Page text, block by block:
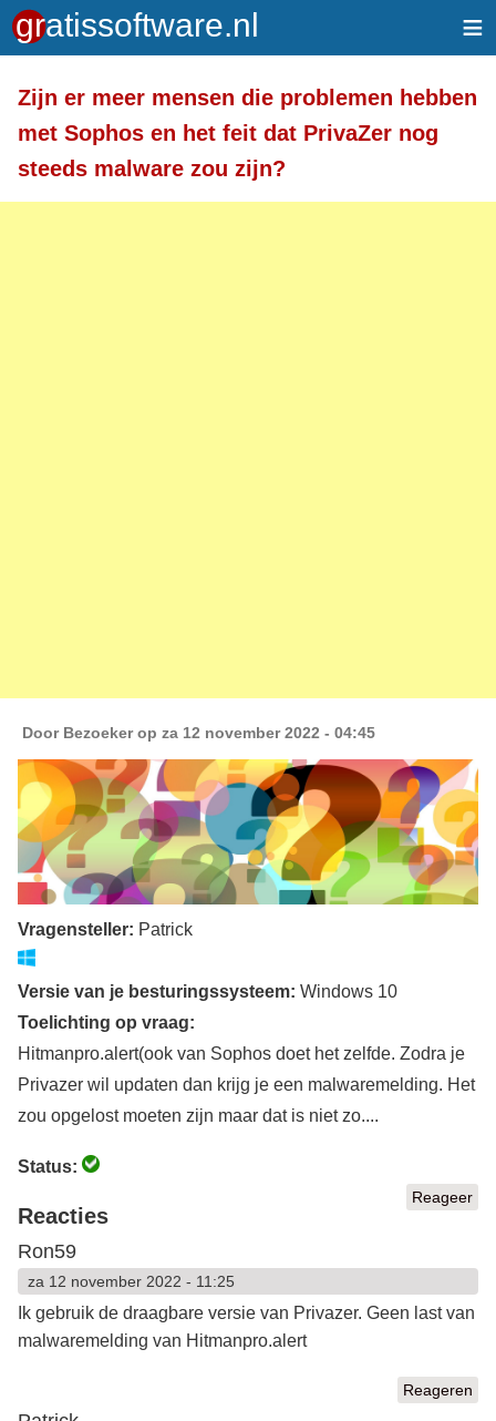
≡
Zijn er meer mensen die problemen hebben
met Sophos en het feit dat PrivaZer nog
steeds malware zou zijn?
Door Bezoekerop za 12 november 2022 - 04:45
Vragensteller: Patrick
Versie van je besturingssysteem: Windows 10
Toelichting op vraag:
Hitmanpro.alert(ook van Sophos doet het zelfde. Zodra je
Privazer wil updaten dan krijg je een malwaremelding. Het
zou opgelost moeten zijn maar dat is niet zo....
Status:
Reageer
Reacties
Ron59
za 12 november 2022 - 11:25
Ik gebruik de draagbare versie van Privazer. Geen last van
malwaremelding van Hitmanpro.alert
Reageren
Toegelaten HTML-tags: <a> <em> <strong> <br>
<br /> <i> <b> <p>
Regels en alinea's worden automatisch gesplitst.
Adressen van webpagina's en e-mailadressen